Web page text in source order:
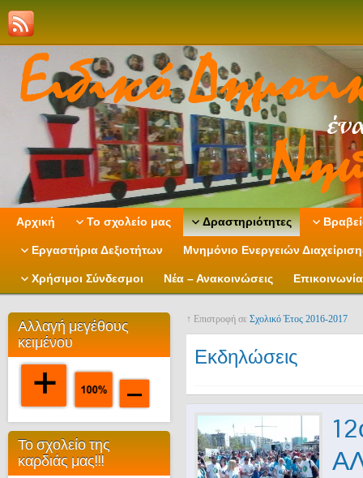
Αρχική Το σχολείο μας Δραστηριότητες
Εργαστήρια Δεξιοτήτων Μνημόνιο Ενεργειών
Χρήσιμοι Σύνδεσμοι Νέα – Ανακοινώσεις Επικοινωνία
Αλλαγή μεγέθους
κειμένου
Το σχολείο της
καρδιάς μας!!!
↑ Επιστροφή σε Σχολικό Έτος 2016-2017
Εκδηλώσεις